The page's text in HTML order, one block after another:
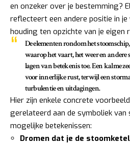
en onzeker over je bestemming?
reflecteert een andere positie in je
houding ten opzichte van je eigen
De elementen rondom het
waarop het vaart, het weer en andere
lagen van betekenis toe. Een kalme
voor innerlijke rust, terwijl een
turbulentie en uitdagingen.
Hier zijn enkele concrete
gerelateerd aan de symboliek van
mogelijke betekenissen:
Dromen dat je de